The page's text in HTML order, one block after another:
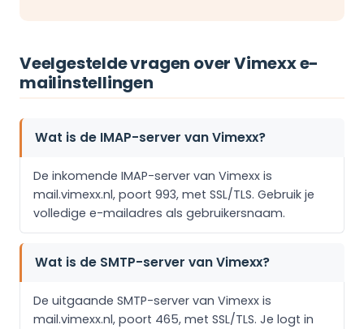
Veelgestelde vragen over Vimexx e-
mailinstellingen
Wat is de IMAP-server van Vimexx?
De inkomende IMAP-server van Vimexx is
mail.vimexx.nl, poort 993, met SSL/TLS. Gebruik je
volledige e-mailadres als gebruikersnaam.
Wat is de SMTP-server van Vimexx?
De uitgaande SMTP-server van Vimexx is
mail.vimexx.nl, poort 465, met SSL/TLS. Je logt in